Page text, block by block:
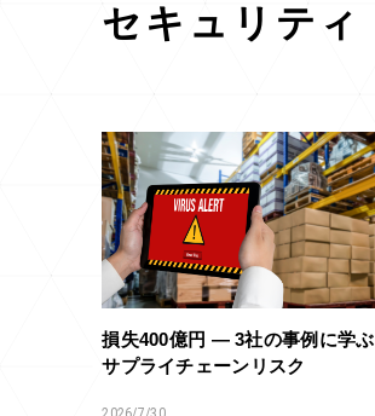
セキュリティ
損失400億円 ― 3社の事例に学ぶ
サプライチェーンリスク